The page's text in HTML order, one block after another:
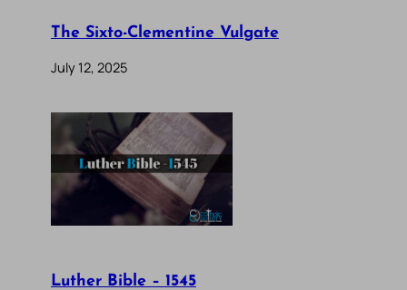
The Sixto-Clementine Vulgate
July 12, 2025
Luther Bible – 1545